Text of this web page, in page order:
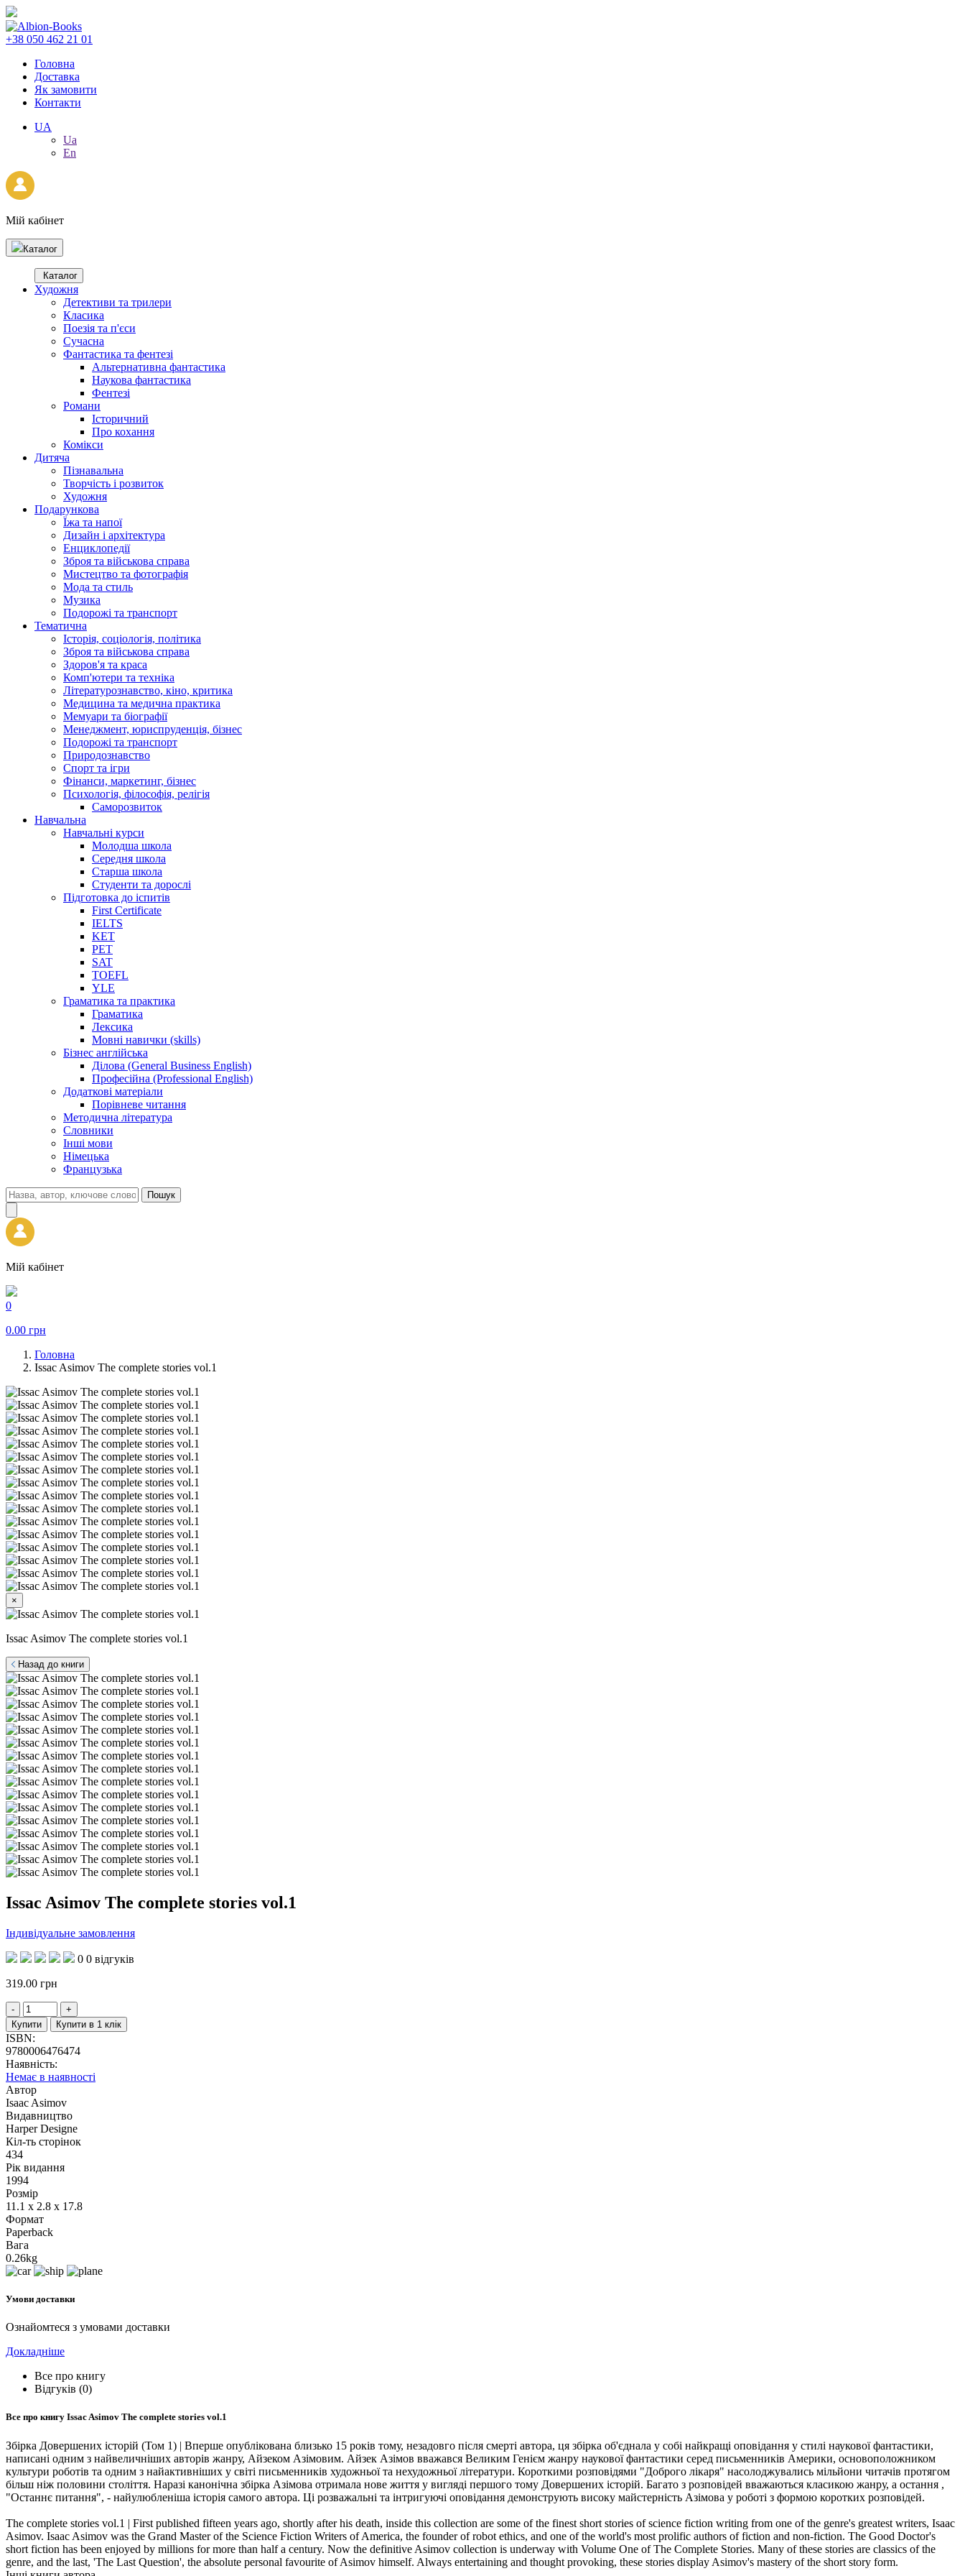
+38 050 462 21 01
Головна
Доставка
Як замовити
Контакти
UA
Ua
En
Мій кабінет
Каталог
Каталог
Художня
Детективи та трилери
Класика
Поезія та п'єси
Сучасна
Фантастика та фентезі
Альтернативна фантастика
Наукова фантастика
Фентезі
Романи
Історичний
Про кохання
Комікси
Дитяча
Пізнавальна
Творчість і розвиток
Художня
Подарункова
Їжа та напої
Дизайн і архітектура
Енциклопедії
Зброя та військова справа
Мистецтво та фотографія
Мода та стиль
Музика
Подорожі та транспорт
Тематична
Історія, соціологія, політика
Зброя та військова справа
Здоров'я та краса
Комп'ютери та техніка
Літературознавство, кіно, критика
Медицина та медична практика
Мемуари та біографії
Менеджмент, юриспруденція, бізнес
Подорожі та транспорт
Природознавство
Спорт та ігри
Фінанси, маркетинг, бізнес
Психологія, філософія, релігія
Саморозвиток
Навчальна
Навчальні курси
Молодша школа
Середня школа
Старша школа
Студенти та дорослі
Підготовка до іспитів
First Certificate
IELTS
KET
PET
SAT
TOEFL
YLE
Граматика та практика
Граматика
Лексика
Мовні навички (skills)
Бізнес англійська
Ділова (General Business English)
Професійна (Professional English)
Додаткові матеріали
Порівневе читання
Методична література
Словники
Інші мови
Німецька
Французька
Пошук
Мій кабінет
0
0.00 грн
Головна
Issac Asimov The complete stories vol.1
×
Issac Asimov The complete stories vol.1
Назад до книги
Issac Asimov The complete stories vol.1
Індивідуальне замовлення
0 0 відгуків
319.00 грн
Купити Купити в 1 клік
ISBN:
9780006476474
Наявність:
Немає в наявності
Автор
Isaac Asimov
Видавництво
Harper Designe
Кіл-ть сторінок
434
Рік видання
1994
Розмір
11.1 x 2.8 x 17.8
Формат
Paperback
Вага
0.26kg
Умови доставки
Ознайомтеся з умовами доставки
Докладніше
Все про книгу
Відгуків (0)
Все про книгу Issac Asimov The complete stories vol.1
Збірка Довершених історій (Том 1) | Вперше опублікована близько 15 років тому, незадовго після смерті автора, ця збірка об'єднала у собі найкращі оповідання у стилі наукової фантастики,
написані одним з найвеличніших авторів жанру, Айзеком Азімовим. Айзек Азімов вважався Великим Генієм жанру наукової фантастики серед письменників Америки, основоположником
культури роботів та одним з найактивніших у світі письменників художньої та нехудожньої літератури. Короткими розповідями "Доброго лікаря" насолоджувались мільйони читачів протягом
більш ніж половини століття. Наразі канонічна збірка Азімова отримала нове життя у вигляді першого тому Довершених історій. Багато з розповідей вважаються класикою жанру, а остання ,
"Останнє питання", - найулюбленіша історія самого автора. Ці розважальні та інтригуючі оповідання демонструють високу майстерність Азімова у роботі з формою коротких розповідей.
The complete stories vol.1 | First published fifteen years ago, shortly after his death, inside this collection are some of the finest short stories of science fiction writing from one of the genre's greatest writers, Isaac
Asimov. Isaac Asimov was the Grand Master of the Science Fiction Writers of America, the founder of robot ethics, and one of the world's most prolific authors of fiction and non-fiction. The Good Doctor's
short fiction has been enjoyed by millions for more than half a century. Now the definitive Asimov collection is underway with Volume One of The Complete Stories. Many of these stories are classics of the
genre, and the last, 'The Last Question', the absolute personal favourite of Asimov himself. Always entertaining and thought provoking, these stories display Asimov's mastery of the short story form.